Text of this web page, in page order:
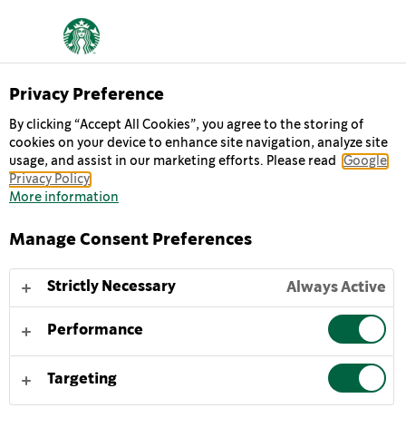
Chilled Classics
GRANDE CARAMEL
MACCHIATO
Starbucks® Grande Caramel Macchiato: Schłodzona
nutą karmelu. Ten sam wspaniały smak – teraz w
jeszcze większym kubku! Orzeźwiający napój idealny w
dowolnym miejscu i czasie.
Naszą pyszną kawę Starbucks® Grande Caramel
Macchiato podawaj schłodzoną lub z lodem – wtedy
smakuje najlepiej. Delikatnie wstrząśnij, aby wydobyć
Privacy Preference
By clicking “Accept All Cookies”, you agree to the storing of
cookies on your device to enhance site navigation, analyze site
usage, and assist in our marketing efforts. Please read
Google
Privacy Policy
More information
Manage Consent Preferences
Strictly Necessary Always Active
Performance
Targeting